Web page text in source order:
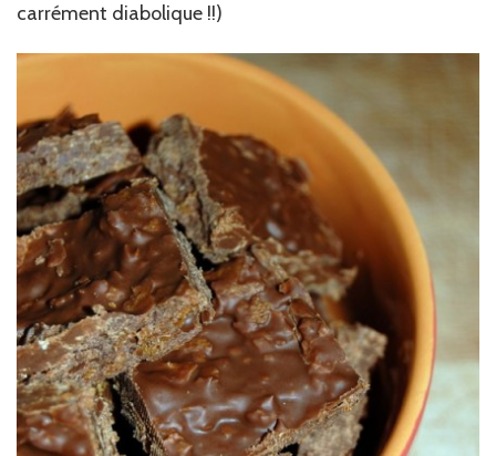
carrément diabolique !!)